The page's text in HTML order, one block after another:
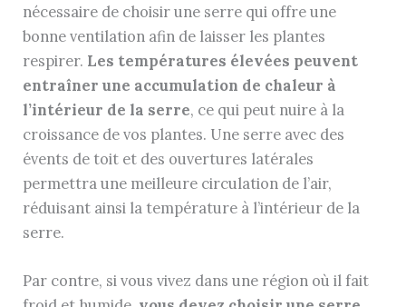
nécessaire de choisir une serre qui offre une
bonne ventilation afin de laisser les plantes
respirer. Les températures élevées peuvent
entraîner une accumulation de chaleur à
l’intérieur de la serre, ce qui peut nuire à la
croissance de vos plantes. Une serre avec des
évents de toit et des ouvertures latérales
permettra une meilleure circulation de l’air,
réduisant ainsi la température à l’intérieur de la
serre.
Par contre, si vous vivez dans une région où il fait